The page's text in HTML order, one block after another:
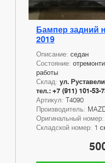
Бампер задний
2019
Описание: седан
Состояние:
работы
Склад: ул.
тел.: +7 (911) 101-53-
Артикул: T4090
Производитель:
Оригинальный номер:
Складской номер: 1